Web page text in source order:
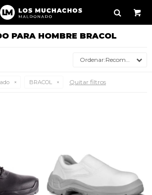
PARA HOMBRE BRACOL
Recomendados
BRACOL Quitar filtros